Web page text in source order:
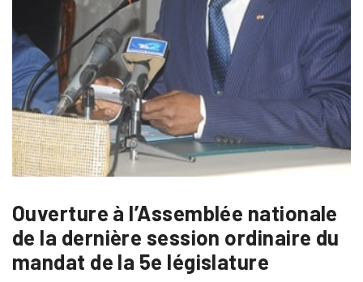
Ouverture à l’Assemblée nationale
de la dernière session ordinaire du
mandat de la 5e législature